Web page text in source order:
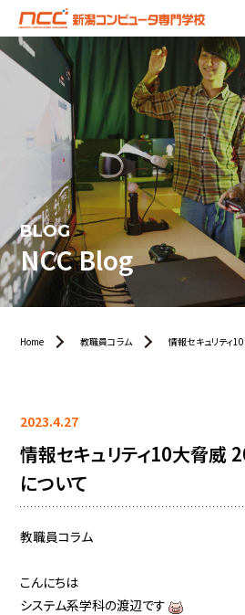
BLOG
NCC Blog
Home 教職員コラム 情報セキュリティ
2023.4.27
情報セキュリティ10大脅
について
教職員コラム
こんにちは
システム系学科の渡辺です